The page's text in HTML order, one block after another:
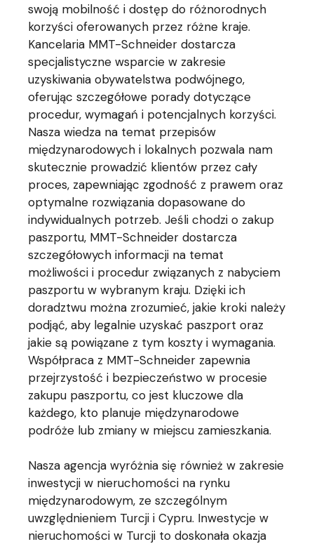
swoją mobilność i dostęp do różnorodnych
korzyści oferowanych przez różne kraje.
Kancelaria MMT-Schneider dostarcza
specjalistyczne wsparcie w zakresie
uzyskiwania obywatelstwa podwójnego,
oferując szczegółowe porady dotyczące
procedur, wymagań i potencjalnych korzyści.
Nasza wiedza na temat przepisów
międzynarodowych i lokalnych pozwala nam
skutecznie prowadzić klientów przez cały
proces, zapewniając zgodność z prawem oraz
optymalne rozwiązania dopasowane do
indywidualnych potrzeb. Jeśli chodzi o zakup
paszportu, MMT-Schneider dostarcza
szczegółowych informacji na temat
możliwości i procedur związanych z nabyciem
paszportu w wybranym kraju. Dzięki ich
doradztwu można zrozumieć, jakie kroki należy
podjąć, aby legalnie uzyskać paszport oraz
jakie są powiązane z tym koszty i wymagania.
Współpraca z MMT-Schneider zapewnia
przejrzystość i bezpieczeństwo w procesie
zakupu paszportu, co jest kluczowe dla
każdego, kto planuje międzynarodowe
podróże lub zmiany w miejscu zamieszkania.
Nasza agencja wyróżnia się również w zakresie
inwestycji w nieruchomości na rynku
międzynarodowym, ze szczególnym
uwzględnieniem Turcji i Cypru. Inwestycje w
nieruchomości w Turcji to doskonała okazja